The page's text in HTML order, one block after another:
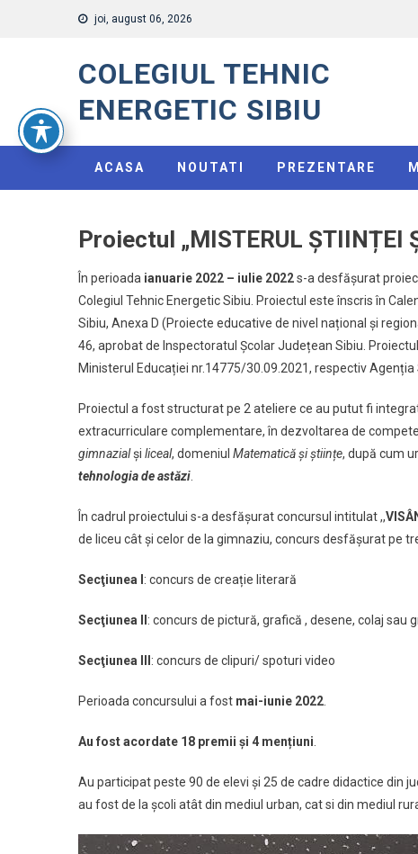
joi, august 06, 2026
COLEGIUL TEHNIC
ENERGETIC SIBIU
ACASA NOUTATI PREZENTARE
Proiectul „MISTERUL ȘTIINȚEI
În perioada ianuarie 2022 – iulie 2022s-a desfășurat
Colegiul Tehnic Energetic Sibiu. Proiectul este înscris în
Sibiu, Anexa D (Proiecte educative de nivel național și
46, aprobat de Inspectoratul Școlar Județean Sibiu.
Ministerul Educației nr.14775/30.09.2021, respectiv Agenția
Proiectul a fost structurat pe 2 ateliere ce au putut fi
extracurriculare complementare, în dezvoltarea de
gimnazialși liceal, domeniul Matematică și științe, după cum
tehnologia de astăzi
În cadrul proiectului s-a desfășurat concursul intitulat ,,
de liceu cât și celor de la gimnaziu, concurs desfăşurat pe
Secţiunea I : concurs de creație literară
Secţiunea II : concurs de pictură, grafică , desene, colaj sau
Secţiunea III : concurs de clipuri/ spoturi video
Perioada concursului a fost mai-iunie 2022
Au fost acordate 18 premii și 4 mențiuni
Au participat peste 90 de elevi și 25 de cadre didactice din
au fost de la școli atât din mediul urban, cat si din mediul